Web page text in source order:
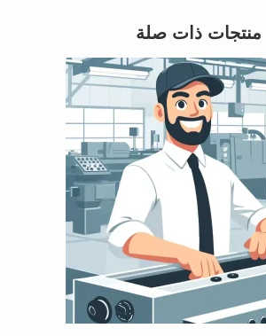
منتجات ذات صلة